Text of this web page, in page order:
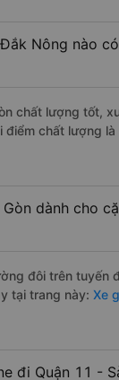
Nông nào
chất lượng tốt,
điểm chất lượng
dành cho
đôi trên tuyến
tại trang này: Xe
đi Quận 11 -